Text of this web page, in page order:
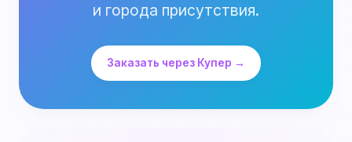
и города присутствия.
Заказать через Купер →